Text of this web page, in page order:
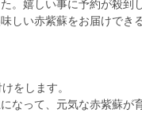
。嬉しい事に予約が殺到
しい赤紫蘇をお届けでき
をします。
なって、元気な赤紫蘇が